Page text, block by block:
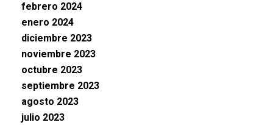
febrero 2024
enero 2024
diciembre 2023
noviembre 2023
octubre 2023
septiembre 2023
agosto 2023
julio 2023